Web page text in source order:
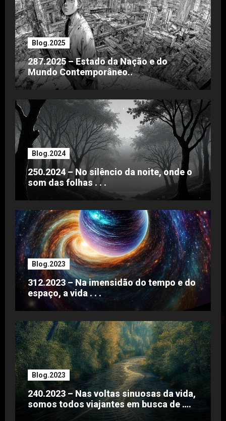
Blog.2025
287.2025 – Estado da Nação e do
Mundo Contemporâneo..
Blog.2024
250.2024 – No silêncio da noite, onde o
som das folhas . . .
Blog.2023
312.2023 – Na imensidão do tempo e do
espaço, a vida . . .
Blog.2023
240.2023 – Nas voltas sinuosas da vida,
somos todos viajantes em busca de ….